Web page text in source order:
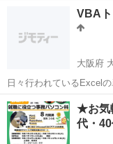
VBA
VBA
大阪府
日々行われているExcel
に付随する作業の無駄(
駄・ミスする無駄)を
勉強もかねて行い...
大阪 大阪市 VBA
★お気
代・